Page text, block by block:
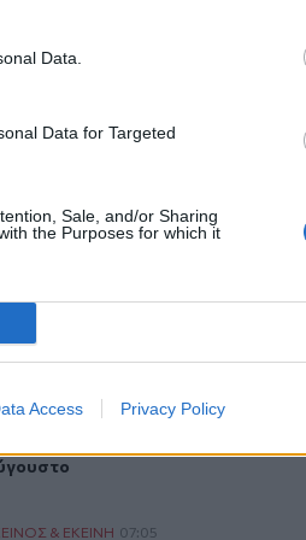
Data.
Data for Targeted
Sale, and/or Sharing
the Purposes for which it
Access Privacy Policy
στη ζωή αυτών των
& ΕΚΕΙΝΗ
έρωτας θα πρωταγωνιστήσει
έρωτας θα πρωταγωνιστήσει
σήμερα 6 Αυγούστου
& ΕΚΕΙΝΗ 07:05